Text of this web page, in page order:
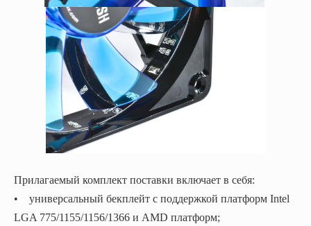
Прилагаемый комплект поставки включает в себя:
• универсальный бекплейт с поддержкой платформ Intel
LGA 775/1155/1156/1366 и AMD платформ;